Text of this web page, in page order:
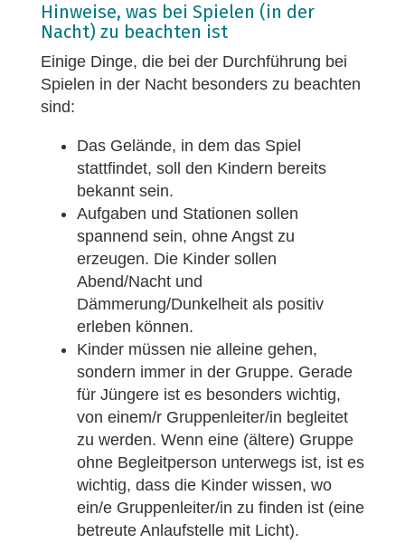
Hinweise, was bei Spielen (in der
Nacht) zu beachten ist
Einige Dinge, die bei der Durchführung bei
Spielen in der Nacht besonders zu beachten
sind:
Das Gelände, in dem das Spiel
stattfindet, soll den Kindern bereits
bekannt sein.
Aufgaben und Stationen sollen
spannend sein, ohne Angst zu
erzeugen. Die Kinder sollen
Abend/Nacht und
Dämmerung/Dunkelheit als positiv
erleben können.
Kinder müssen nie alleine gehen,
sondern immer in der Gruppe. Gerade
für Jüngere ist es besonders wichtig,
von einem/r Gruppenleiter/in begleitet
zu werden. Wenn eine (ältere) Gruppe
ohne Begleitperson unterwegs ist, ist es
wichtig, dass die Kinder wissen, wo
ein/e Gruppenleiter/in zu finden ist (eine
betreute Anlaufstelle mit Licht).